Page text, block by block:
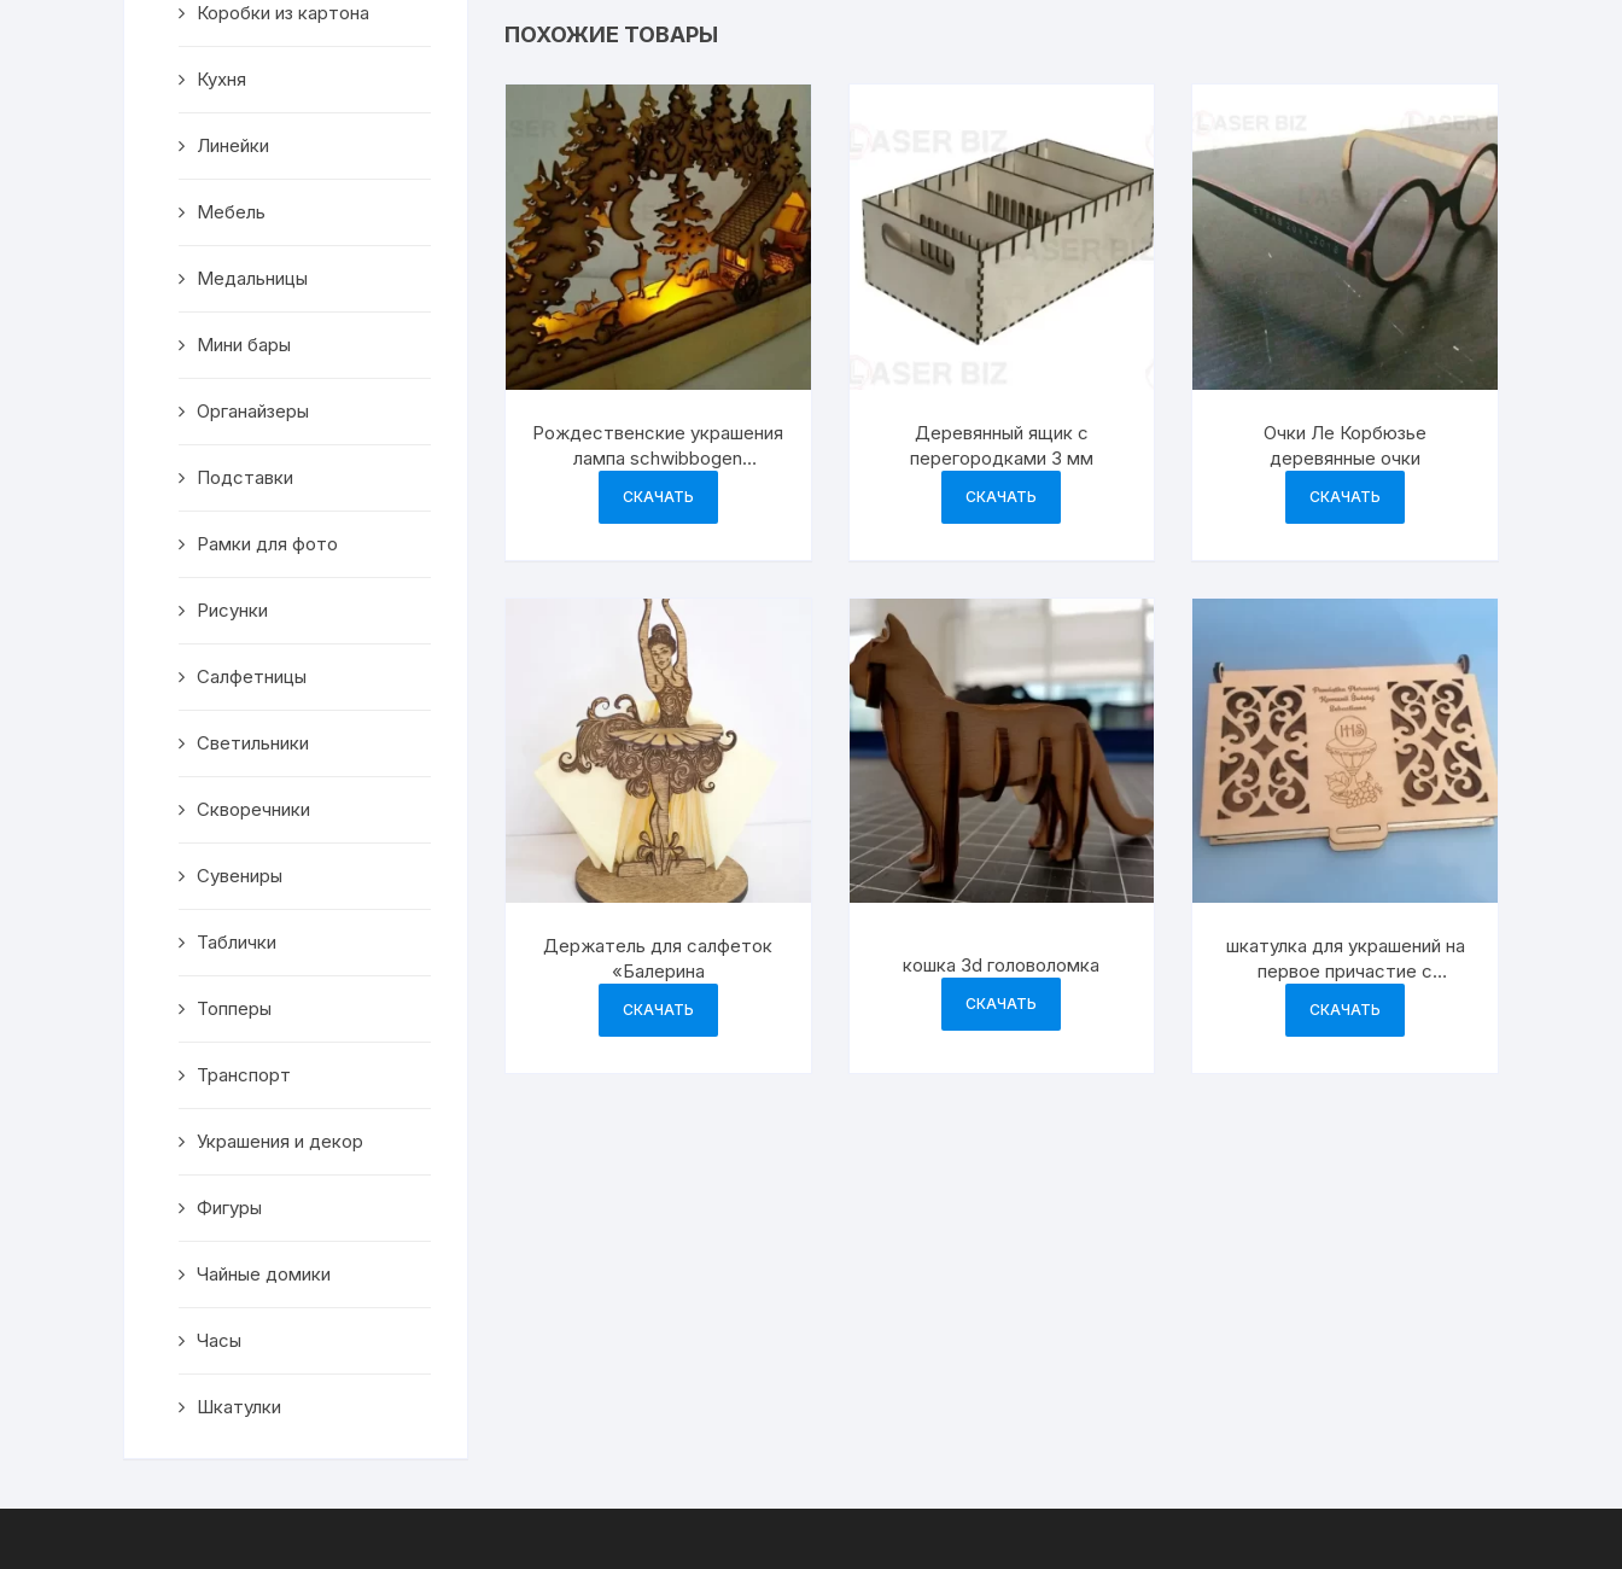
Транспорт
Скворечники
Кормушки
Линейки
Рисунки
Чай
ПОХОЖИЕ ТОВАРЫ
Рождественские украшения
лампа schwibbogen
СКАЧАТЬ
Деревянный ящик с
перегородками 3 мм
СКАЧАТЬ
Очки Ле Корбюзье
деревянные очки
СКАЧАТЬ
Держатель для салфеток
«Балерина
СКАЧАТЬ
кошка 3d головоломка
СКАЧАТЬ
шкатулка для украшений на
первое причастие с
СКАЧАТЬ
Коробки из картона
Кухня
Линейки
Мебель
Медальницы
Мини бары
Органайзеры
Подставки
Рамки для фото
Рисунки
Салфетницы
Светильники
Скворечники
Сувениры
Таблички
Топперы
Транспорт
Украшения и декор
Фигуры
Чайные домики
Часы
Шкатулки